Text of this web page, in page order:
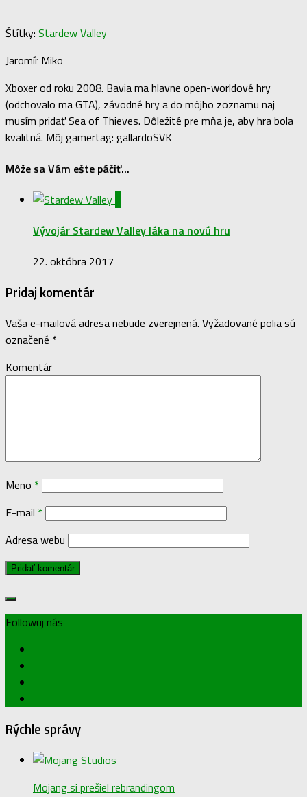
Štítky: Stardew Valley
Jaromír Miko
Xboxer od roku 2008. Bavia ma hlavne open-worldové hry
(odchovalo ma GTA), závodné hry a do môjho zoznamu naj
musím pridať Sea of Thieves. Dôležité pre mňa je, aby hra bola
kvalitná. Môj gamertag: gallardoSVK
Môže sa Vám ešte páčiť...
Vývojár Stardew Valley láka na novú hru
22. októbra 2017
Pridaj komentár
Vaša e-mailová adresa nebude zverejnená. Vyžadované polia sú
označené *
Komentár
Meno *
E-mail *
Adresa webu
Followuj nás
Rýchle správy
Mojang si prešiel rebrandingom